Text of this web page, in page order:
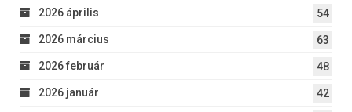
2026 április 54
2026 március 63
2026 február 48
2026 január 42